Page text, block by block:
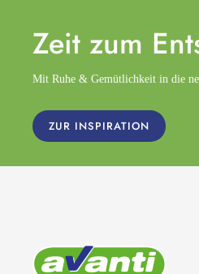
Zeit zum
Mit Ruhe & Gemütlichkeit in die
ZUR INSPIRATION